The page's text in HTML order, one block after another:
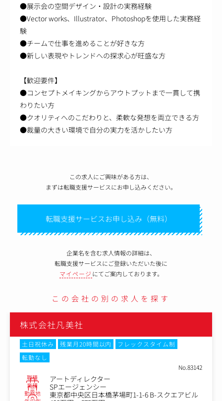
●展示会の空間デザイン・設計の実務経験
●Vector works、Illustrator、Photoshopを使用した実務経
験
●チームで仕事を進めることが好きな方
●新しい表現やトレンドへの探求心が旺盛な方
【歓迎要件】
●コンセプトメイキングからアウトプットまで一貫して携
わりたい方
●クオリティへのこだわりと、柔軟な発想を両立できる方
●裁量の大きい環境で自分の実力を活かしたい方
この求人にご興味がある方は、
まずは転職支援サービスにお申し込みください。
転職支援サービスお申し込み（無料）
企業名を含む求人情報の詳細は、
転職支援サービスにご登録いただいた後に
マイページ にてご案内しております。
この会社の別の求人を探す
株式会社凡美社
土日祝休み 残業月20時間以内
フレックスタイム制
転勤なし
No.83142
職種 アートディレクター
業種 SPエージェンシー
勤務地 東京都中央区日本橋茅場町1-1-6 B-スクエアビル